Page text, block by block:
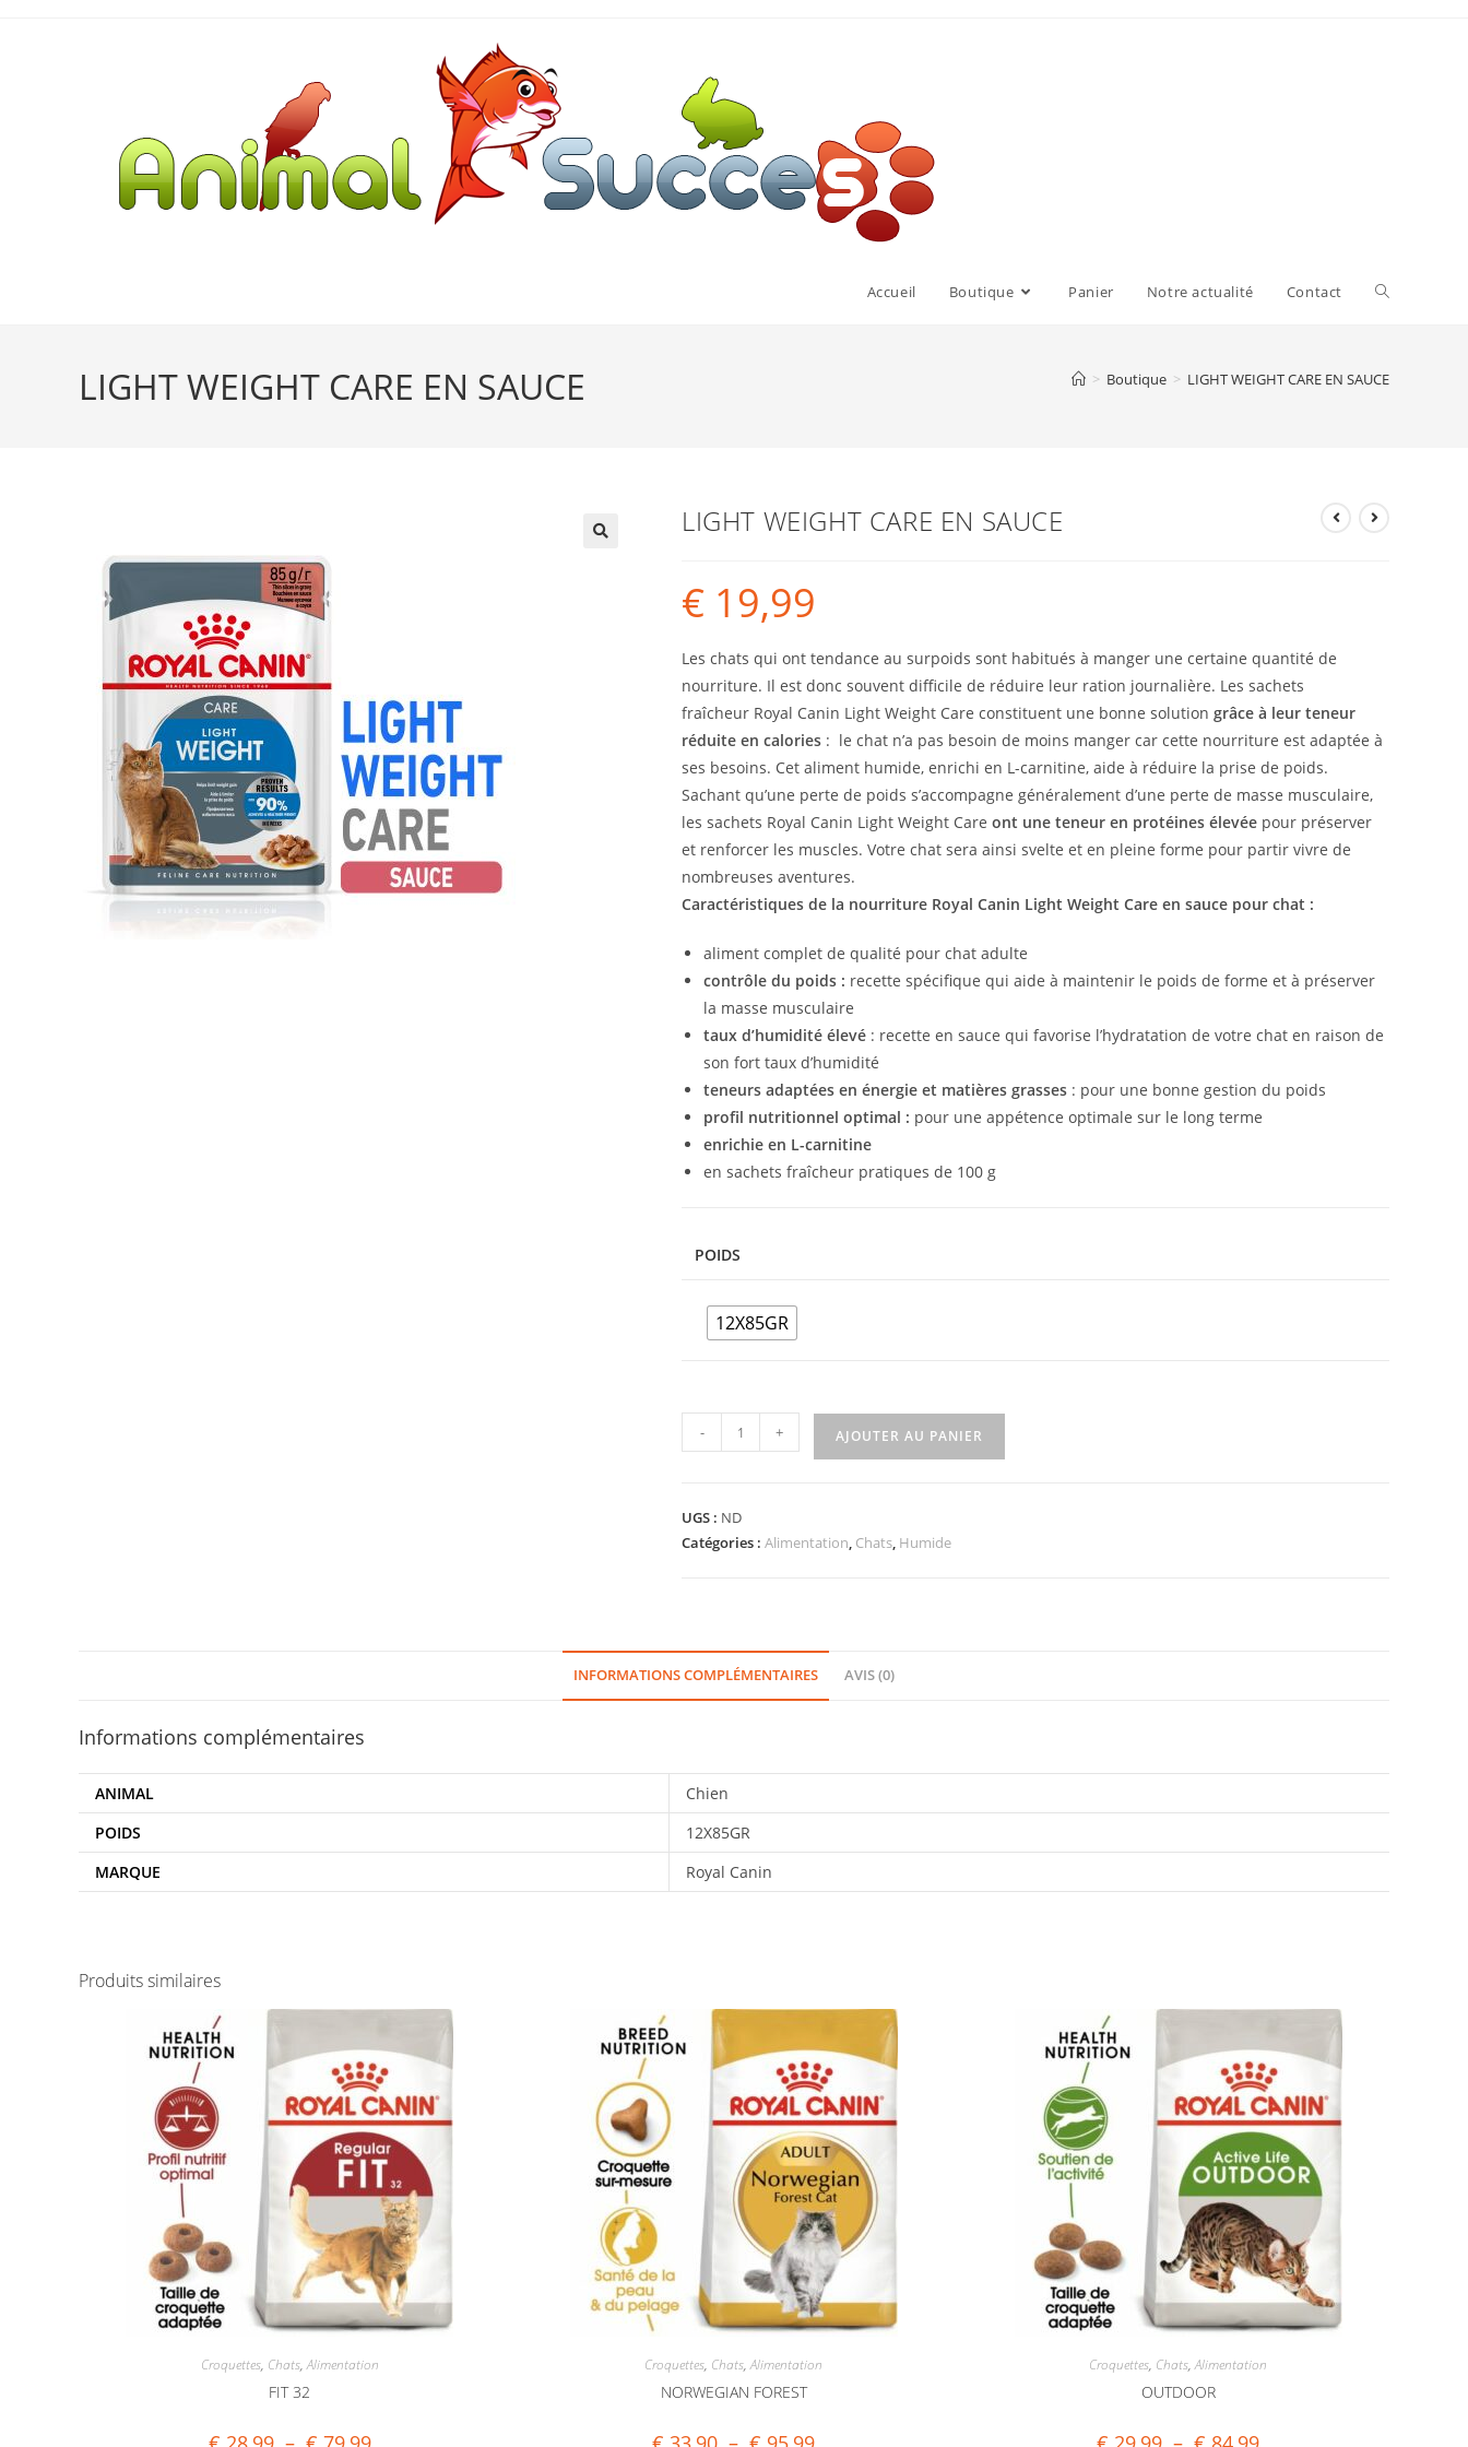
Accueil Boutique Panier Notre actualité Contact
LIGHT WEIGHT CARE EN SAUCE > Boutique > LIGHT WEIGHT CARE EN SAUCE
LIGHT WEIGHT CARE EN SAUCE
€ 19,99
Les chats qui ont tendance au surpoids sont habitués à manger une certaine quantité de
nourriture. Il est donc souvent difficile de réduire leur ration journalière. Les sachets
fraîcheur Royal Canin Light Weight Care constituent une bonne solution grâce à leur teneur
réduite en calories : le chat n’a pas besoin de moins manger car cette nourriture est adaptée à
ses besoins. Cet aliment humide, enrichi en L-carnitine, aide à réduire la prise de poids.
Sachant qu’une perte de poids s’accompagne généralement d’une perte de masse musculaire,
les sachets Royal Canin Light Weight Care ont une teneur en protéines élevée pour préserver
et renforcer les muscles. Votre chat sera ainsi svelte et en pleine forme pour partir vivre de
nombreuses aventures.
Caractéristiques de la nourriture Royal Canin Light Weight Care en sauce pour chat :
aliment complet de qualité pour chat adulte
contrôle du poids : recette spécifique qui aide à maintenir le poids de forme et à préserver
la masse musculaire
taux d’humidité élevé : recette en sauce qui favorise l’hydratation de votre chat en raison de
son fort taux d’humidité
teneurs adaptées en énergie et matières grasses : pour une bonne gestion du poids
profil nutritionnel optimal : pour une appétence optimale sur le long terme
enrichie en L-carnitine
en sachets fraîcheur pratiques de 100 g
POIDS
12X85GR
- + AJOUTER AU PANIER
UGS : ND
Catégories : Alimentation, Chats, Humide
INFORMATIONS COMPLÉMENTAIRES AVIS (0)
Informations complémentaires
ANIMAL
Chien
POIDS
12X85GR
MARQUE
Royal Canin
Produits similaires
Croquettes, Chats,Alimentation
FIT 32
Croquettes, Chats,Alimentation
NORWEGIAN FOREST
Croquettes, Chats,Alimentation
OUTDOOR